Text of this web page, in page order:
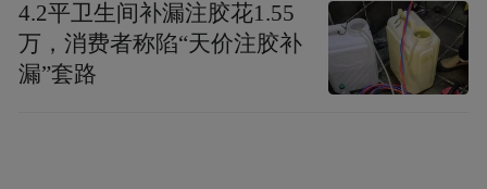
消除次生隐患。陵水作为登陆核心区，百余
名运维人员开展线路地毯式巡检，党员突击
队驻守疍家渔排、低洼小区点对点保电，在
4.2平卫生间补漏注胶花1.55
万，消费者称陷“天价注胶补
漏”套路